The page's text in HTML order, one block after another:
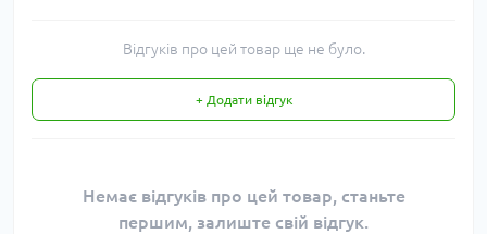
Відгуків про цей товар ще не було.
+ Додати відгук
Немає відгуків про цей товар, станьте
першим, залиште свій відгук.